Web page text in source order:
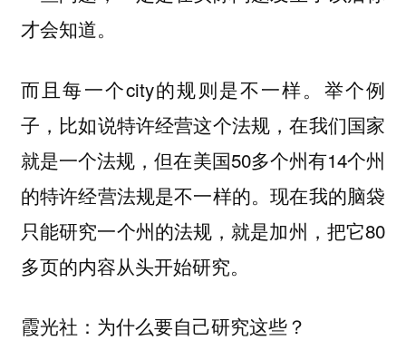
才会知道。
而且每一个city的规则是不一样。举个例
子，比如说特许经营这个法规，在我们国家
就是一个法规，但在美国50多个州有14个州
的特许经营法规是不一样的。现在我的脑袋
只能研究一个州的法规，就是加州，把它80
多页的内容从头开始研究。
霞光社 ：为什么要自己研究这些？